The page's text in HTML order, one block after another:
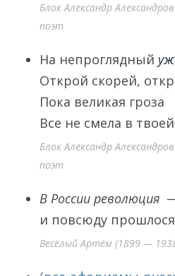
Блок Александр
поэт
На непроглядный
Открой скорей,
Пока великая гроза
Все не смела в
Блок Александр
поэт
В России революция
и повсюду
Весёлый Артём (1899 —